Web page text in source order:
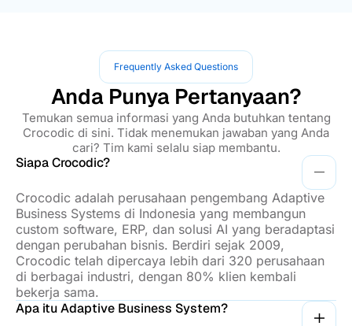
Frequently Asked Questions
Anda Punya Pertanyaan?
Temukan semua informasi yang Anda butuhkan tentang
Crocodic di sini. Tidak menemukan jawaban yang Anda
cari? Tim kami selalu siap membantu.
Siapa Crocodic?
Crocodic adalah perusahaan pengembang Adaptive
Business Systems di Indonesia yang membangun
custom software, ERP, dan solusi AI yang beradaptasi
dengan perubahan bisnis. Berdiri sejak 2009,
Crocodic telah dipercaya lebih dari 320 perusahaan
di berbagai industri, dengan 80% klien kembali
bekerja sama.
Apa itu Adaptive Business System?